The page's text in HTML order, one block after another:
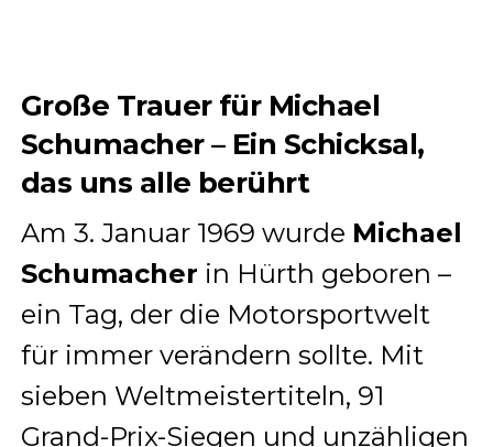
Große Trauer für Michael
Schumacher – Ein Schicksal,
das uns alle berührt
Am 3. Januar 1969 wurde Michael
Schumacher in Hürth geboren –
ein Tag, der die Motorsportwelt
für immer verändern sollte. Mit
sieben Weltmeistertiteln, 91
Grand-Prix-Siegen und unzähligen